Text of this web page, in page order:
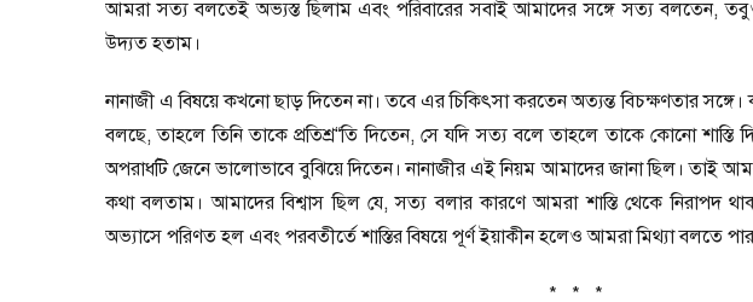
আমরা সত্য বলতেই অভ্যস্ত ছিলাম এবং পরিবারের সবাই আমাদের সঙ্গে সত্য বলতেন,
উদ্যত হতাম।
নানাজী এ বিষয়ে কখনো ছাড় দিতেন না। তবে এর চিকিৎসা করতেন অত্যন্ত বিচক্ষণতার সঙ্গে।
বলছে,তাহলে তিনি তাকে প্রতিশ্র“তি দিতেন,সে যদি সত্য বলে তাহলে তাকে কোনো শাস্তি
অপরাধটি জেনে ভালোভাবে বুঝিয়ে দিতেন। নানাজীর এই নিয়ম আমাদের জানা ছিল। তাই
কথা বলতাম। আমাদের বিশ্বাস ছিল যে,সত্য বলার কারণে আমরা শাস্তি থেকে
অভ্যাসে পরিণত হল এবং পরবতীর্তে শাস্তির বিষয়ে পূর্ণ ইয়াকীন হলেও আমরা মিথ্যা বলতে
* * *